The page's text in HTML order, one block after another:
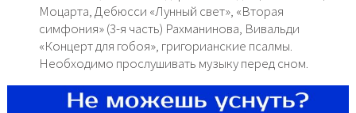
Моцарта, Дебюсси «Лунный свет», «Вторая
симфония» (3-я часть) Рахманинова, Вивальди
«Концерт для гобоя», григорианские псалмы.
Необходимо прослушивать музыку перед сном.